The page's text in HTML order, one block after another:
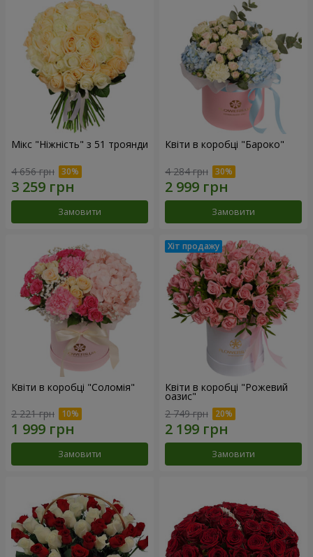
Мікс "Ніжність" з 51 троянди
4 656 грн
Замовити
Квіти в коробці "Бароко"
4 284 грн
Замовити
Квіти в коробці "Соломія"
2 221 грн
Замовити
Квіти в коробці "Рожевий
оазис"
2 749 грн
Замовити